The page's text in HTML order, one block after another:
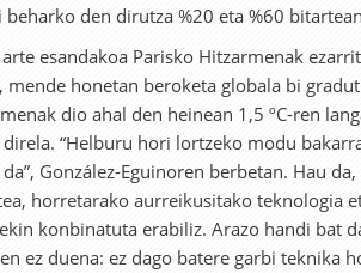
beharko den dirutza %20 eta %60
esandakoa Parisko Hitzarmenak
mende honetan beroketa globala bi
dio ahal den heinean 1,5 ºC-ren
direla. “Helburu hori lortzeko modu
da”, González-Eguinoren berbetan. Hau
horretarako aurreikusitako teknologia
konbinatuta erabiliz. Arazo handi bat
ez duena: ez dago batere garbi teknika